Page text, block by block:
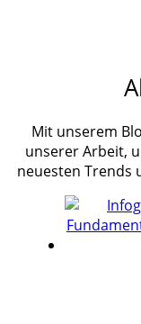
Mit unserem
unserer Arbeit,
neuesten Trends